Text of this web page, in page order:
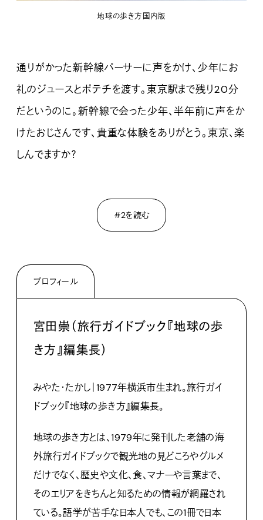
地球の歩き方国内版
通りがかった新幹線パーサーに声をかけ、少年にお
礼のジュースとポテチを渡す。東京駅まで残り20分
だというのに。新幹線で会った少年、半年前に声をか
けたおじさんです、貴重な体験をありがとう。東京、楽
しんでますか？
#2を読む
プロフィール
宮田崇（旅行ガイドブック『地球の歩
き方』編集長）
みやた・たかし｜1977年横浜市生まれ。旅行ガイ
ドブック『地球の歩き方』編集長。
地球の歩き方とは、1979年に発刊した老舗の海
外旅行ガイドブックで観光地の見どころやグルメ
だけでなく、歴史や文化、食、マナーや言葉まで、
そのエリアをきちんと知るための情報が網羅され
ている。語学が苦手な日本人でも、この1冊で日本